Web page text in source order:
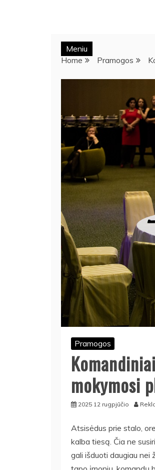
Meniu
Home
Pramogos
Pramogos
mokymosi
2025 12 rugpjūčio
Atsisėdus prie stalo,
kalba tiesą. Čia ne
gali išduoti daugiau nei